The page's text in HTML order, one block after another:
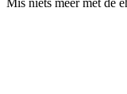
Mis niets meer met de